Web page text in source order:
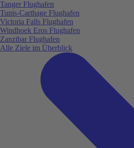
Tanger Flughafen
Tunis-Carthage Flughafen
Victoria Falls Flughafen
Windhoek Eros Flughafen
Zanzibar Flughafen
Alle Ziele im Überblick